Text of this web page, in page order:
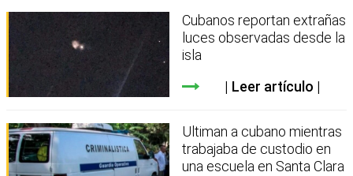
Cubanos reportan extrañas
luces observadas desde la
isla
Leer artículo
Ultiman a cubano mientras
trabajaba de custodio en
una escuela en Santa Clara